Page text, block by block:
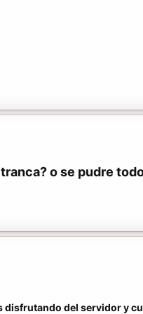
o se pudre
disfrutando del servidor y